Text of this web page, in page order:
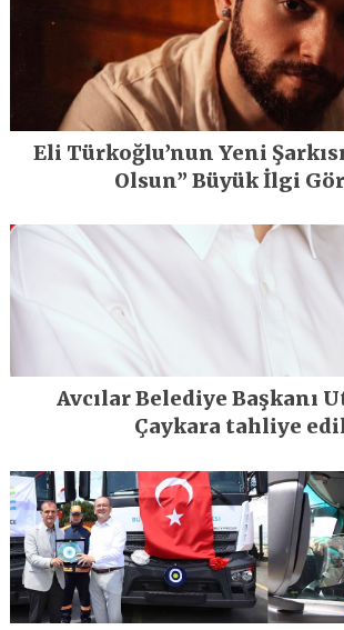
Eli Türkoğlu’nun Yeni
Olsun” Büyük İlgi
Avcılar Belediye Başkanı
Çaykara tahliye